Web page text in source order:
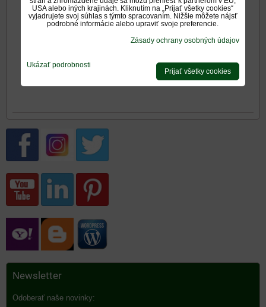
Mriežka nerezová
Rozmery mriežok
Newsletter
Odoberať naše novinky:
USA alebo iných krajinách. Kliknutím na „Prijať všetky cookies“
vyjadrujete svoj súhlas s týmto spracovaním. Nižšie môžete nájsť
podrobné informácie alebo upraviť svoje preferencie.
Zásady ochrany osobných údajov
Ukázať podrobnosti
Prijať všetky cookies